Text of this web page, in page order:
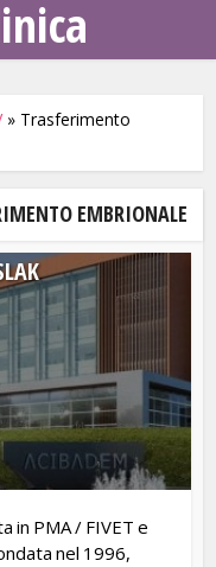
» Trasferimento
EMBRIONALE
in PMA / FIVET e
nel 1996,